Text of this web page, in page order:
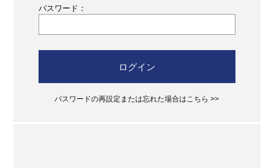
パスワード：
ログイン
パスワードの再設定または忘れた場合はこちら >>